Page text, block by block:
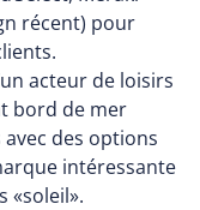
récent) pour
acteur de loisirs
bord de mer
des options
intéressante
«soleil».